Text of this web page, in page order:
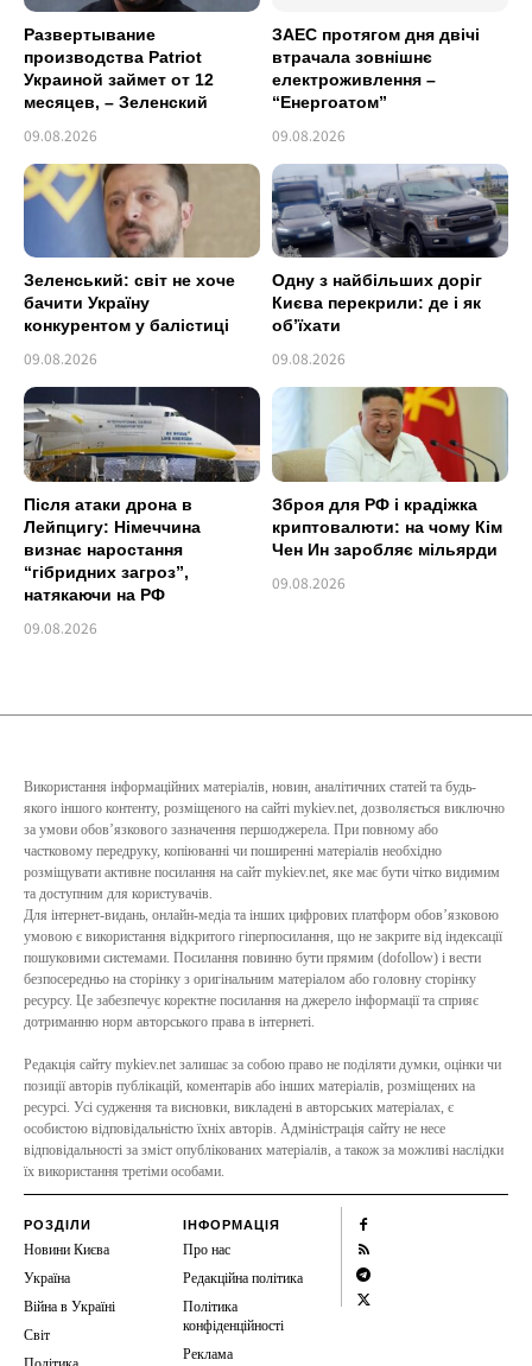
Развертывание
производства Patriot
Украиной займет от 12
месяцев, – Зеленский
09.08.2026
ЗАЕС протягом дня двічі
втрачала зовнішнє
електроживлення –
“Енергоатом”
09.08.2026
Зеленський: світ не хоче
бачити Україну
конкурентом у балістиці
09.08.2026
Одну з найбільших доріг
Києва перекрили: де і як
об’їхати
09.08.2026
Після атаки дрона в
Лейпцигу: Німеччина
визнає наростання
“гібридних загроз”,
натякаючи на РФ
09.08.2026
Зброя для РФ і крадіжка
криптовалюти: на чому Кім
Чен Ин заробляє мільярди
09.08.2026
Використання інформаційних матеріалів, новин, аналітичних статей та будь-
якого іншого контенту, розміщеного на сайті mykiev.net, дозволяється виключно
за умови обов’язкового зазначення першоджерела. При повному або
частковому передруку, копіюванні чи поширенні матеріалів необхідно
розміщувати активне посилання на сайт mykiev.net, яке має бути чітко видимим
та доступним для користувачів.
Для інтернет-видань, онлайн-медіа та інших цифрових платформ обов’язковою
умовою є використання відкритого гіперпосилання, що не закрите від індексації
пошуковими системами. Посилання повинно бути прямим (dofollow) і вести
безпосередньо на сторінку з оригінальним матеріалом або головну сторінку
ресурсу. Це забезпечує коректне посилання на джерело інформації та сприяє
дотриманню норм авторського права в інтернеті.
Редакція сайту mykiev.net залишає за собою право не поділяти думки, оцінки чи
позиції авторів публікацій, коментарів або інших матеріалів, розміщених на
ресурсі. Усі судження та висновки, викладені в авторських матеріалах, є
особистою відповідальністю їхніх авторів. Адміністрація сайту не несе
відповідальності за зміст опублікованих матеріалів, а також за можливі наслідки
їх використання третіми особами.
РОЗДІЛИ
Новини Києва
Україна
Війна в Україні
Світ
ІНФОРМАЦІЯ
Про нас
Редакційна політика
Політика
конфіденційності
Реклама